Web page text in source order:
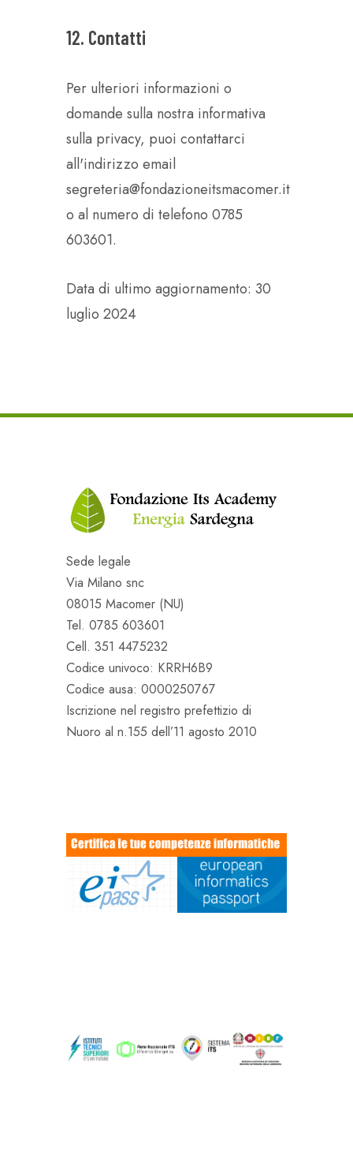
12. Contatti
Per ulteriori informazioni o
domande sulla nostra informativa
sulla privacy, puoi contattarci
all'indirizzo email
segreteria@fondazioneitsmacomer.it
o al numero di telefono 0785
603601.
Data di ultimo aggiornamento: 30
luglio 2024
Sede legale
Via Milano snc
08015 Macomer (NU)
Tel. 0785 603601
Cell. 351 4475232
Codice univoco: KRRH6B9
Codice ausa: 0000250767
Iscrizione nel registro prefettizio di
Nuoro al n.155 dell’11 agosto 2010